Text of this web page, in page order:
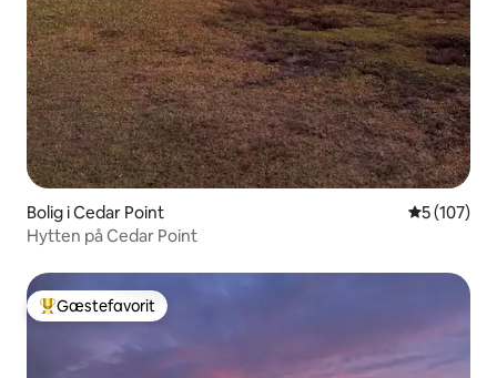
Bolig i Cedar Point 5 ud af 5 i
5 (107)
Hytten på Cedar Point
Bedste gæstefavorit
Gæstefavorit